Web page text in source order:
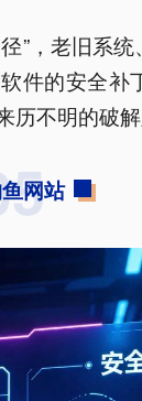
”，老旧系
件的安全补
不明的破解
网站